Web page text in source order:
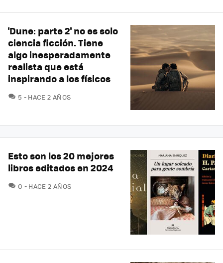
'Dune: parte 2' no es solo
ciencia ficción. Tiene
algo inesperadamente
realista que está
inspirando a los físicos
5 COMENTARIOS
HACE 2 AÑOS
Esto son los 20 mejores
libros editados en 2024
0 COMENTARIOS
HACE 2 AÑOS